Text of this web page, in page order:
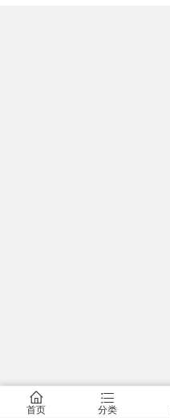
󰂠
首页
󰂦
分类